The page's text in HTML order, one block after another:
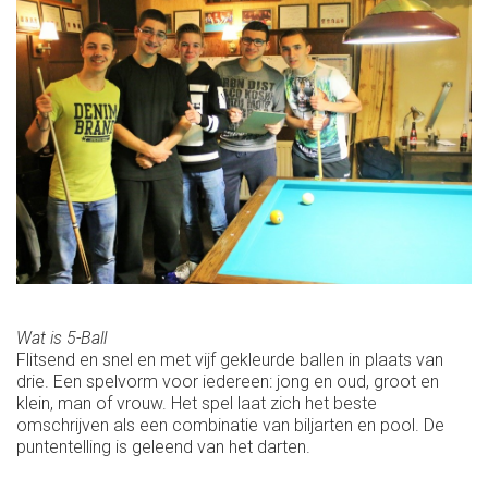
Wat is 5-Ball
Flitsend en snel en met vijf gekleurde ballen in plaats van
drie. Een spelvorm voor iedereen: jong en oud, groot en
klein, man of vrouw. Het spel laat zich het beste
omschrijven als een combinatie van biljarten en pool. De
puntentelling is geleend van het darten.